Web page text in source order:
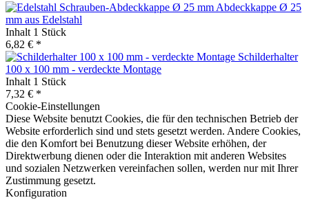
Abdeckkappe Ø 25
mm aus Edelstahl
Inhalt 1 Stück
6,82 € *
Schilderhalter
100 x 100 mm - verdeckte Montage
Inhalt 1 Stück
7,32 € *
Cookie-Einstellungen
Diese Website benutzt Cookies, die für den technischen Betrieb der
Website erforderlich sind und stets gesetzt werden. Andere Cookies,
die den Komfort bei Benutzung dieser Website erhöhen, der
Direktwerbung dienen oder die Interaktion mit anderen Websites
und sozialen Netzwerken vereinfachen sollen, werden nur mit Ihrer
Zustimmung gesetzt.
Konfiguration